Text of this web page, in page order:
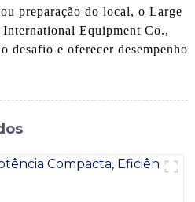
preparação do local, o Large
Equipment Co.,
desafio e oferecer desempenho